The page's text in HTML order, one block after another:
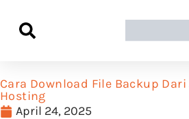
Cara Download File Backup
Hosting
April 24, 2025